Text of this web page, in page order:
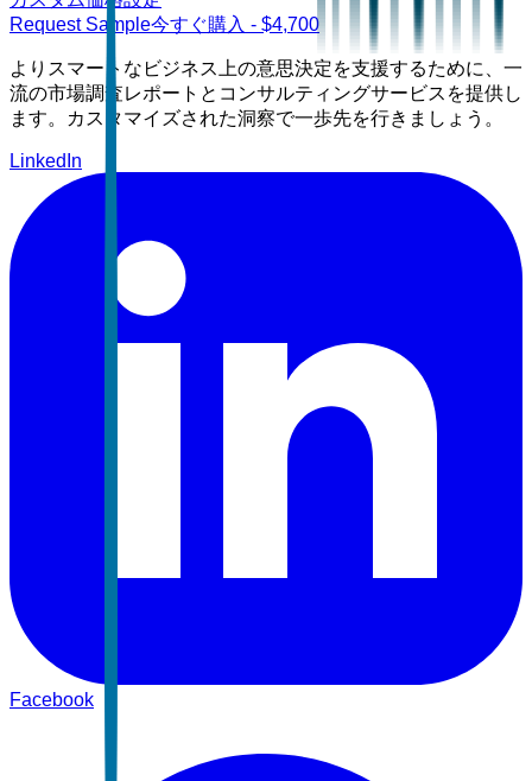
Request Sample今すぐ購入 - $4,700
よりスマートなビジネス上の意思決定を支援するために、一
流の市場調査レポートとコンサルティングサービスを提供し
ます。カスタマイズされた洞察で一歩先を行きましょう。
LinkedIn
Facebook